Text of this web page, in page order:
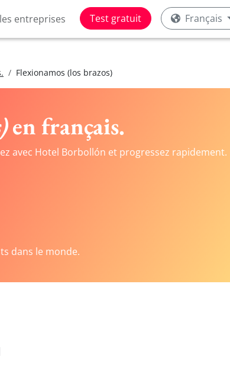
entreprises Test gratuit Français
Flexionamos (los brazos)
en français.
avec Hotel Borbollón et progressez rapidement.
dans le monde.